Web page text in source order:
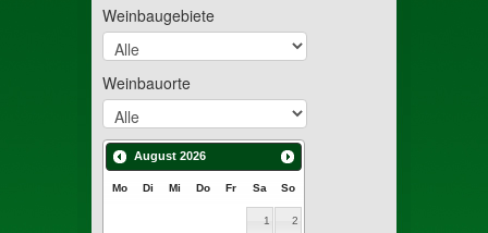
Weinbaugebiete
Weinbauorte
August 2026
Mo Di Mi Do Fr Sa So
1 2